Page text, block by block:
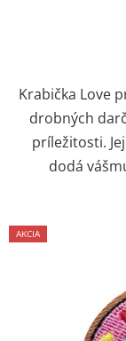
Krabička Love
drobných
príležitosti.
dodá
AKCIA